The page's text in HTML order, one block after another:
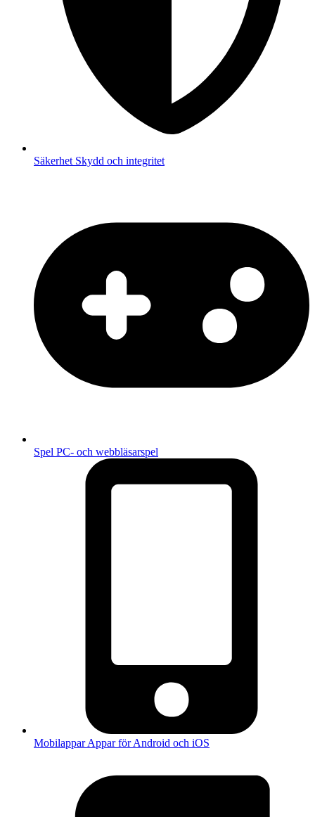
Säkerhet Skydd och integritet
Spel PC- och webbläsarspel
MobilapparAppar för Android och iOS